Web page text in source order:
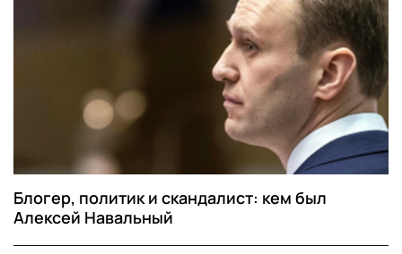
Блогер, политик и скандалист: кем был
Алексей Навальный